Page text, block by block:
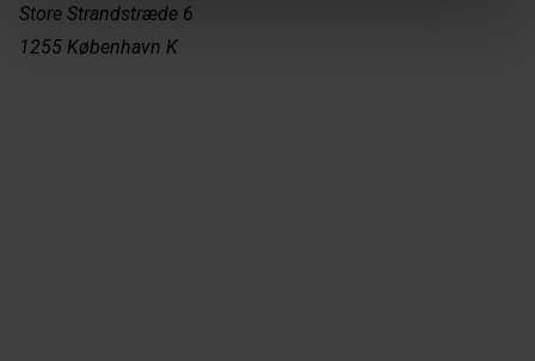
Store Strandstræde 6
1255 København K